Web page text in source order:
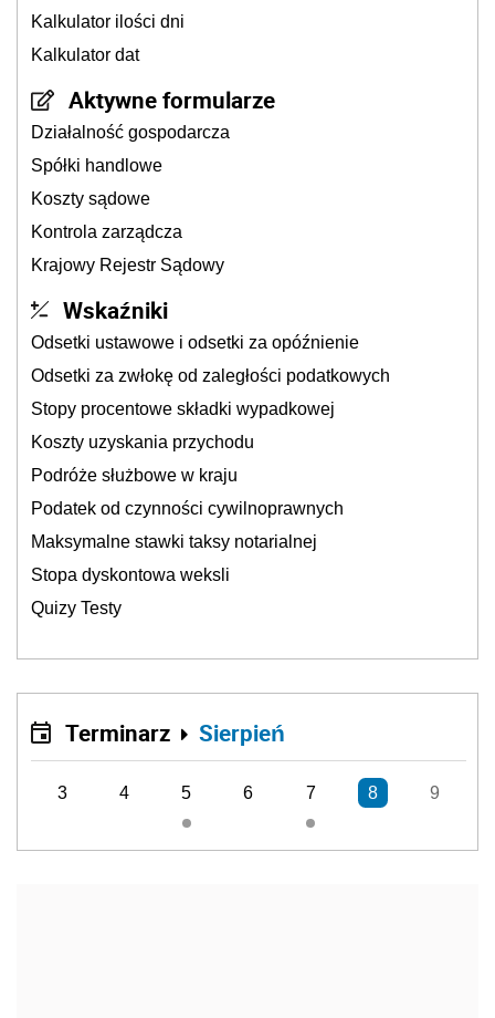
Kalkulator ilości dni
Kalkulator dat
Aktywne formularze
Działalność gospodarcza
Spółki handlowe
Koszty sądowe
Kontrola zarządcza
Krajowy Rejestr Sądowy
Wskaźniki
Odsetki ustawowe i odsetki za opóźnienie
Odsetki za zwłokę od zaległości podatkowych
Stopy procentowe składki wypadkowej
Koszty uzyskania przychodu
Podróże służbowe w kraju
Podatek od czynności cywilnoprawnych
Maksymalne stawki taksy notarialnej
Stopa dyskontowa weksli
Quizy Testy
Terminarz Sierpień
3 4 5 6 7 8 9